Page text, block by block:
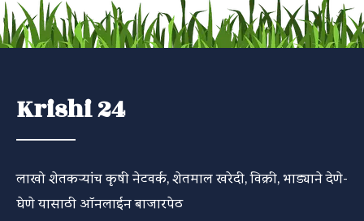
Krishi 24
लाखो शेतकऱ्यांच कृषी नेटवर्क, शेतमाल खरेदी, विक्री, भाड्याने देणे-
घेणे यासाठी ऑनलाईन बाजारपेठ